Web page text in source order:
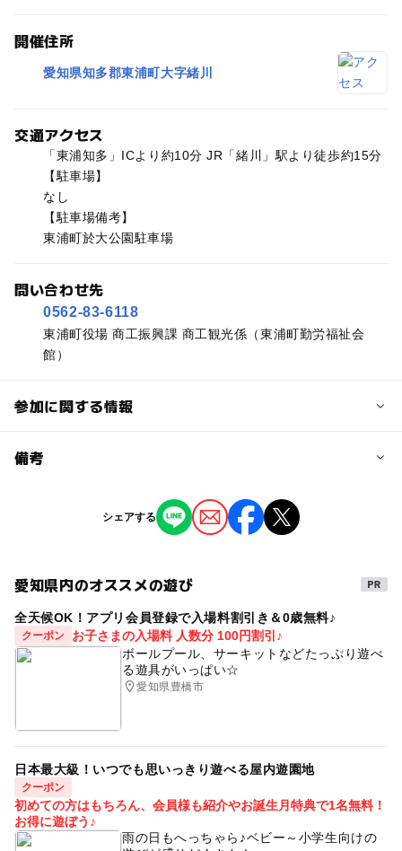
開催住所
愛知県知多郡東浦町大字緒川
交通アクセス
「東浦知多」ICより約10分 JR「緒川」駅より徒歩約15分
【駐車場】
なし
【駐車場備考】
東浦町於大公園駐車場
問い合わせ先
0562-83-6118
東浦町役場 商工振興課 商工観光係（東浦町勤労福祉会
館）
参加に関する情報
予約/応募
備考
※掲載の情報は天候や主催者側の都合などにより変更にな
ることがあります。
シェアする
愛知県内のオススメの遊び
全天候OK！アプリ会員登録で入場料割引き＆0歳無料♪
クーポン
お子さまの入場料 人数分 100円割引♪
ボールプール、サーキットなどたっぷり遊べ
る遊具がいっぱい☆
愛知県豊橋市
日本最大級！いつでも思いっきり遊べる屋内遊園地
クーポン
初めての方はもちろん、会員様も紹介やお誕生月特典で1名無料！
お得に遊ぼう♪
雨の日もへっちゃら♪ベビー～小学生向けの